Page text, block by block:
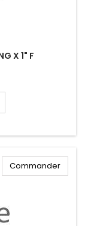
X 1" F
Commander